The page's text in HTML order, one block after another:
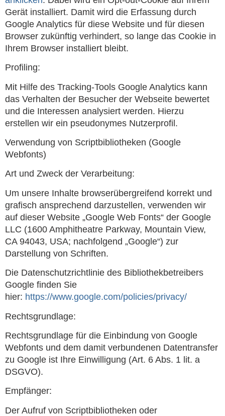
Gerät installiert. Damit wird die Erfassung durch
Google Analytics für diese Website und für diesen
Browser zukünftig verhindert, so lange das Cookie in
Ihrem Browser installiert bleibt.
Profiling:
Mit Hilfe des Tracking-Tools Google Analytics kann
das Verhalten der Besucher der Webseite bewertet
und die Interessen analysiert werden. Hierzu
erstellen wir ein pseudonymes Nutzerprofil.
Verwendung von Scriptbibliotheken (Google
Webfonts)
Art und Zweck der Verarbeitung:
Um unsere Inhalte browserübergreifend korrekt und
grafisch ansprechend darzustellen, verwenden wir
auf dieser Website „Google Web Fonts“ der Google
LLC (1600 Amphitheatre Parkway, Mountain View,
CA 94043, USA; nachfolgend „Google“) zur
Darstellung von Schriften.
Die Datenschutzrichtlinie des Bibliothekbetreibers
Google finden Sie
hier: https://www.google.com/policies/privacy/
Rechtsgrundlage:
Rechtsgrundlage für die Einbindung von Google
Webfonts und dem damit verbundenen Datentransfer
zu Google ist Ihre Einwilligung (Art. 6 Abs. 1 lit. a
DSGVO).
Empfänger:
Der Aufruf von Scriptbibliotheken oder